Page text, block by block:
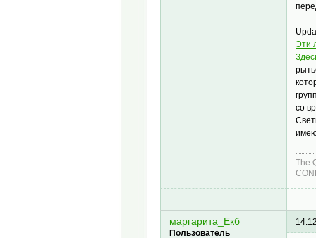
Эти
со
The
маргарита_Екб
Пользователь